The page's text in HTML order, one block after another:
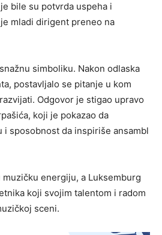
bile su potvrda uspeha i
mladi dirigent preneo na
simboliku. Nakon odlaska
postavljalo se pitanje u kom
Odgovor je stigao upravo
koji je pokazao da
i sposobnost da inspiriše ansambl
energiju, a Luksemburg
koji svojim talentom i radom
sceni.